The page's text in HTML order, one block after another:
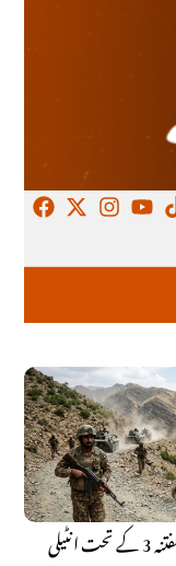
بلوچستان: آپریشن ردالفتنہ 3 کے تحت انٹیلی